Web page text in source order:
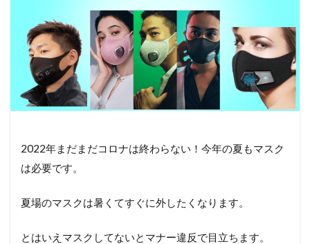
2022年まだまだコロナは終わらない！今年の夏もマスク
は必要です。
夏場のマスクは暑くてすぐに外したくなります。
とはいえマスクしてないとマナー違反で目立ちます。